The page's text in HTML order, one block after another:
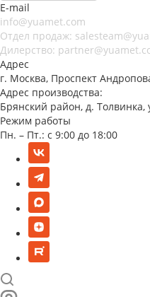
E-mail
info@yuamet.com
Отдел продаж:
Дилерство:
Адрес
г. Москва, Проспект
Адрес производства:
Брянский район, д. Толвинка,
Режим работы
Пн. – Пт.: с 9:00 до 18:00